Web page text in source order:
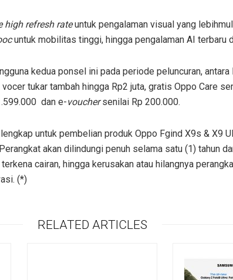
high refresh rateuntuk pengalaman visual yang
untuk mobilitas tinggi, hingga pengalaman AI terbaru
kedua ponsel ini pada periode peluncuran, antara
tukar tambah hingga Rp2 juta, gratis Oppo Care
dan e-vouchersenilai Rp 200.000.
untuk pembelian produk Oppo Fgind X9s & X9
akan dilindungi penuh selama satu (1) tahun
cairan, hingga kerusakan atau hilangnya
(*)
RELATED ARTICLES